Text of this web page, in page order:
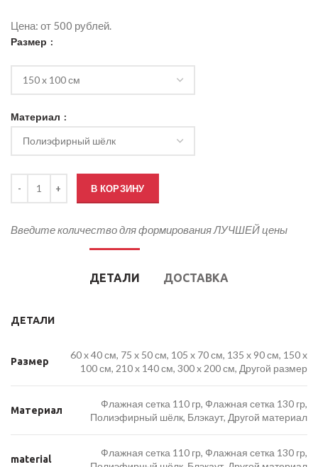
Цена: от 500 рублей.
Размер
Материал
В КОРЗИНУ
Введите количество для формирования ЛУЧШЕЙ цены
ДЕТАЛИ ДОСТАВКА
ДЕТАЛИ
Размер
60 x 40 см, 75 x 50 см, 105 x 70 см, 135 x 90 см, 150 x
100 см, 210 x 140 см, 300 x 200 см, Другой размер
Материал
Флажная сетка 110 гр, Флажная сетка 130 гр,
Полиэфирный шёлк, Блэкаут, Другой материал
material
Флажная сетка 110 гр, Флажная сетка 130 гр,